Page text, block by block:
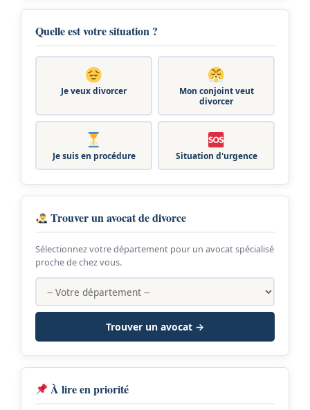
Quelle est votre situation ?
Je veux divorcer
Mon conjoint veut
divorcer
Je suis en procédure Situation d'urgence
Trouver un avocat de divorce
Sélectionnez votre département pour un avocat spécialisé
proche de chez vous.
Trouver un avocat →
À lire en priorité